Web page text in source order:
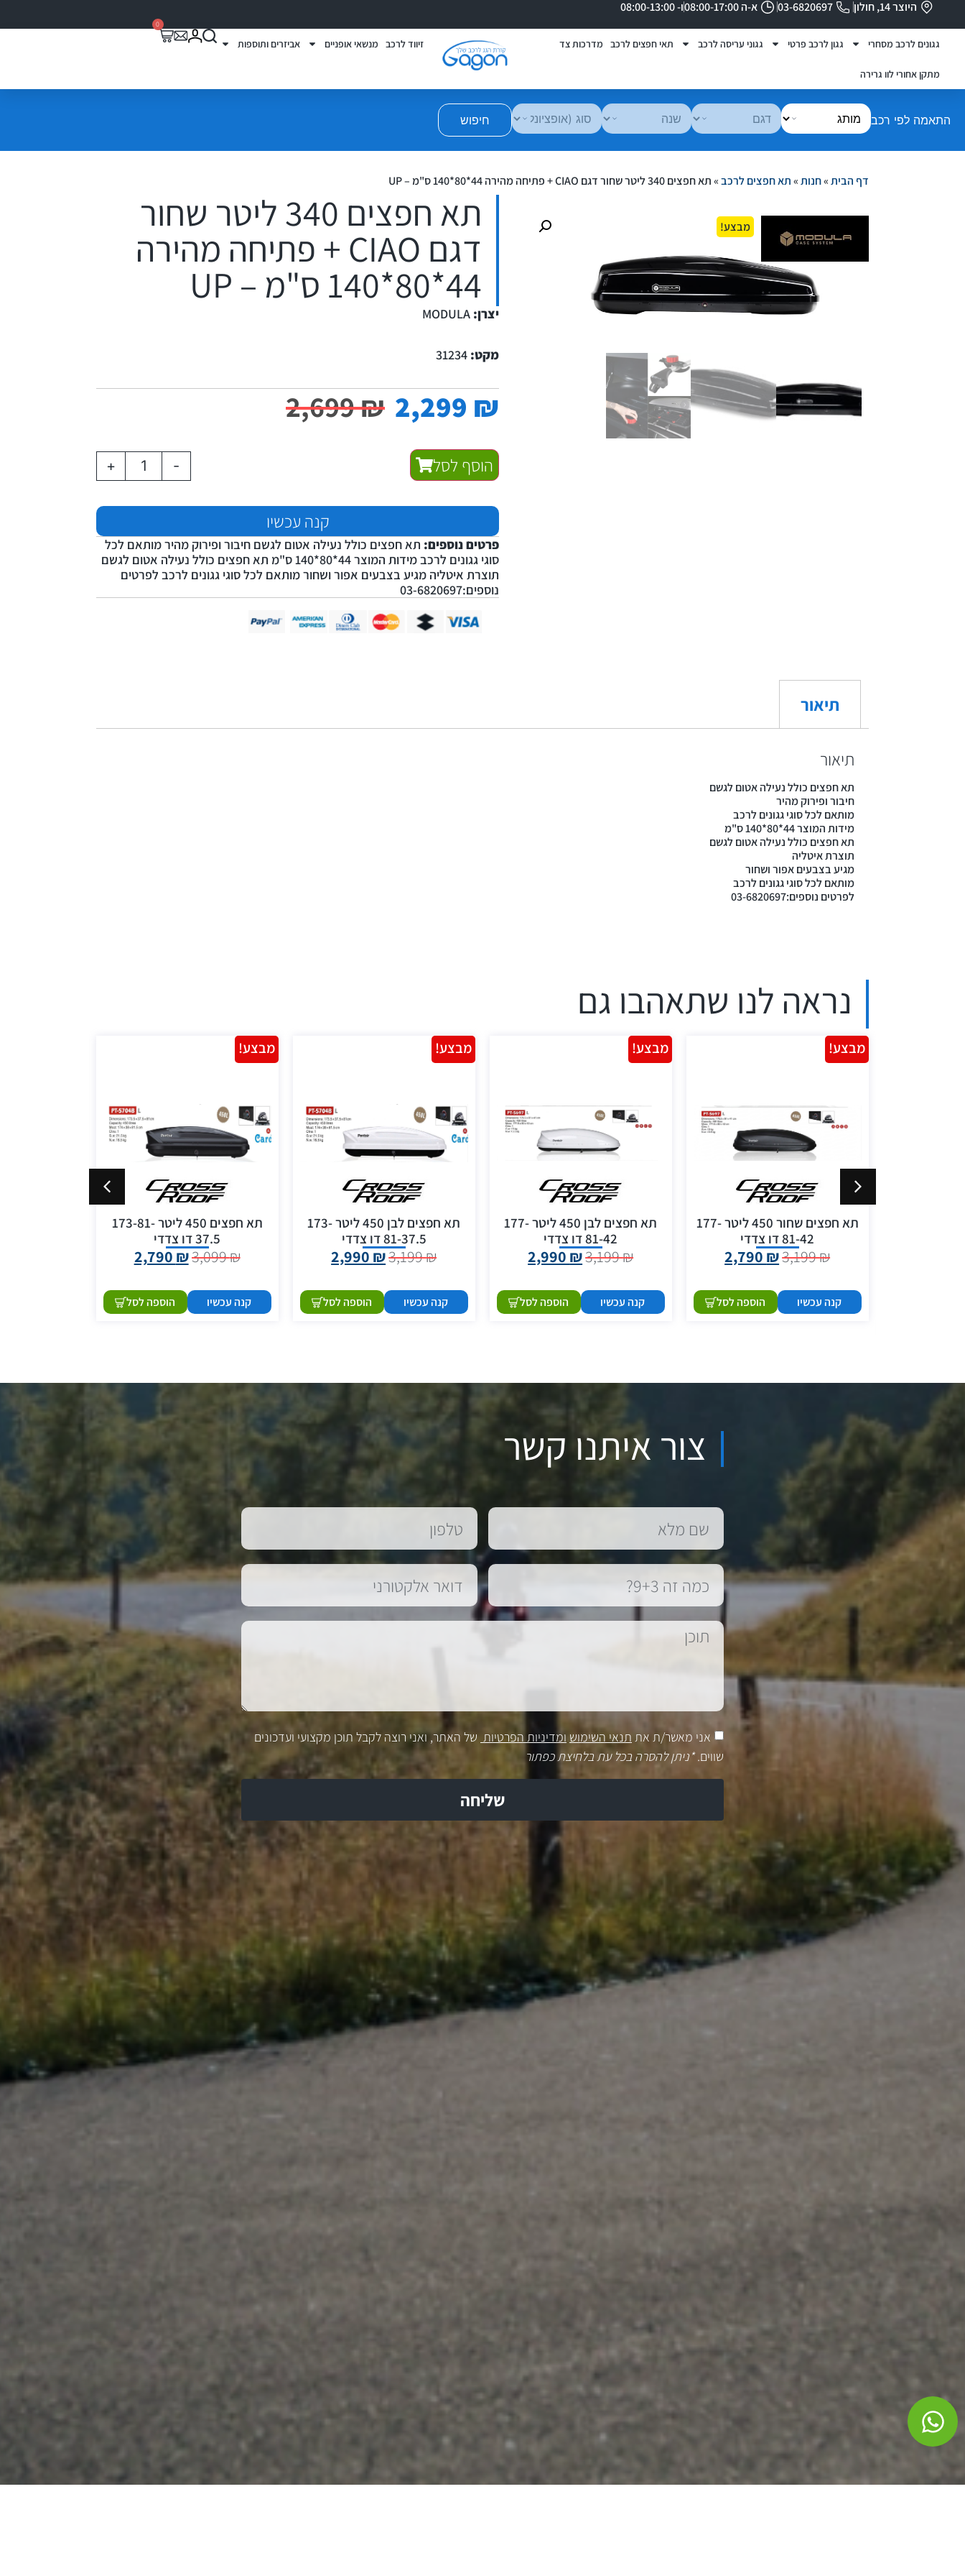
היוצר 14, חולון 03-6820697 א-ה 08:00-17:00 ו- 08:00-13:00
גגונים לרכב מסחרי גגון לרכב פרטי גגוני עריסה לרכב תאי חפצים לרכב מדרכות צד
מתקן אחורי לוו גרירה
זיווד לרכב מנשאי אופניים אביזרים ותוספות
0
התאמה לפי רכב חיפוש
דף הבית»חנות»תא חפצים לרכב»תא חפצים 340 ליטר שחור דגם CIAO + פתיחה מהירה 44*80*140 ס"מ – UP
מבצע! תא חפצים 340 ליטר שחור
דגם CIAO + פתיחה מהירה
44*80*140 ס"מ – UP
יצרן: MODULA
מקט: 31234
2,699₪ 2,299 ₪
-
+ הוסף לסל
קנה עכשיו
פרטים נוספים: תא חפצים כולל נעילה אטום לגשם חיבור ופירוק מהיר מותאם לכל
סוגי גגונים לרכב מידות המוצר 44*80*140 ס"מ תא חפצים כולל נעילה אטום לגשם
תוצרת איטליה מגיע בצבעים אפור ושחור מותאם לכל סוגי גגונים לרכב לפרטים
נוספים:03-6820697
תיאור
תיאור
תא חפצים כולל נעילה אטום לגשם
חיבור ופירוק מהיר
מותאם לכל סוגי גגונים לרכב
מידות המוצר 44*80*140 ס"מ
תא חפצים כולל נעילה אטום לגשם
תוצרת איטליה
מגיע בצבעים אפור ושחור
מותאם לכל סוגי גגונים לרכב
לפרטים נוספים:03-6820697
נראה לנו שתאהבו גם
תא חפצים שחור 450 ליטר 177-
81-42 דו צדדי
3,199₪
2,790 ₪
קנה עכשיו הוספה לסל
מבצע!
תא חפצים לבן 450 ליטר 177-
81-42 דו צדדי
3,199₪
2,990 ₪
קנה עכשיו הוספה לסל
מבצע!
תא חפצים לבן 450 ליטר 173-
81-37.5 דו צדדי
3,199₪
2,990 ₪
קנה עכשיו הוספה לסל
מבצע!
תא חפצים 450 ליטר 173-81-
37.5 דו צדדי
3,099₪
2,790 ₪
קנה עכשיו הוספה לסל
מבצע!
צור איתנו קשר
אני מאשר/ת את תנאי השימוש ומדיניות הפרטיות של האתר, ואני רוצה לקבל תוכן מקצועי ועדכונים
שווים.*ניתן להסרה בכל עת בלחיצת כפתור
שליחה